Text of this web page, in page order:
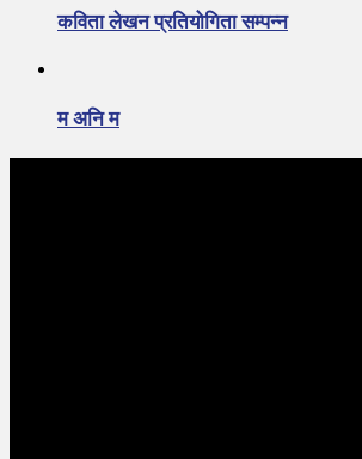
कविता लेखन प्रतियोगिता सम्पन्न
म अनि म